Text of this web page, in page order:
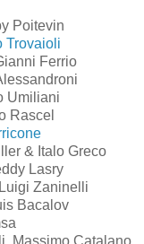
Poitevin
Trovaioli
Ferrio
Umiliani
Rascel
& Italo Greco
Lasry
Zaninelli
Bacalov